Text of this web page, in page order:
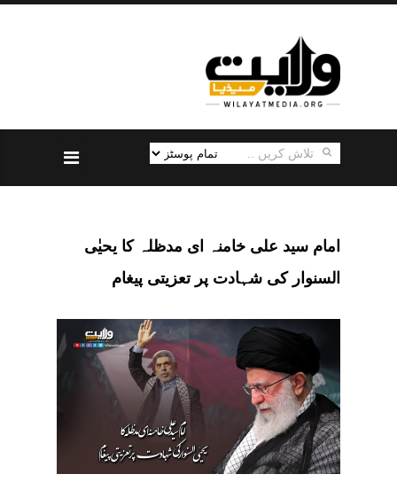
امام سید علی خامنہ ای مدظلہ کا یحیٰی
السنوار کی شہادت پر تعزیتی پیغام